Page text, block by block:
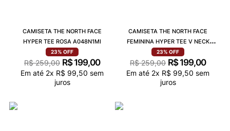
CAMISETA THE NORTH FACE
HYPER TEE ROSA A048N1MI
23% OFF
R$ 259,00 R$ 199,00
Em até 2x R$ 99,50 sem
juros
CAMISETA THE NORTH FACE
FEMININA HYPER TEE V NECK
LILAC PEAK A048N7OE
23% OFF
R$ 259,00 R$ 199,00
Em até 2x R$ 99,50 sem
juros